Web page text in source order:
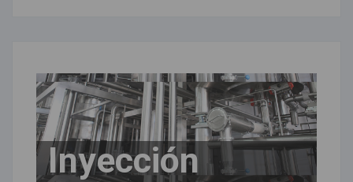
Inyección